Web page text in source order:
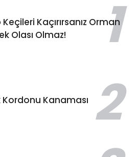
Kaçırırsanız Orman
Olası Olmaz!
Kanaması